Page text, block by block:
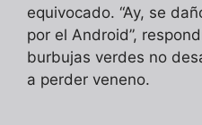
equivocado. “Ay, se
por el Android”,
burbujas verdes no
a perder veneno.